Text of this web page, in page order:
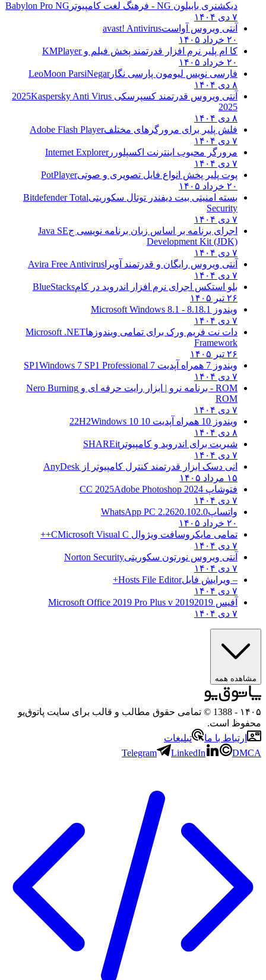
دیکشنری بابیلون NG - فرهنگ لغت کامپیوتر
Babylon Pro NG
۷ دی ۱۴۰۴
آنتی ویروس آواستavast! Antivirus
۲۰ خرداد ۱۴۰۵
کا ام پلیر نرم افزار قدرتمند پخش فیلم وKMPlayer
۲۰ خرداد ۱۴۰۵
فارسی نویس لیومون پارسی نگارLeoMoon ParsiNegar
۸ دی ۱۴۰۴
آنتی ویروس قدرتمند کسپرسکی 2025 Kaspersky Anti Virus
2025
۸ دی ۱۴۰۴
فلش پلیر برای مرورگرهای مختلفAdobe Flash Player
۷ دی ۱۴۰۴
مرورگر محبوب اینترنت اکسپلوررInternet Explorer
۷ دی ۱۴۰۴
پوت پلیر پخش انواع فایل تصویری و صوتیPotPlayer
۲۰ خرداد ۱۴۰۵
بسته امنیتی بیت دیفندر توتال سکوریتیBitdefender Total
Security
۷ دی ۱۴۰۴
اجرای برنامه بر اساس زبان برنامه نویسی جJava SE
Development Kit (JDK)
۷ دی ۱۴۰۴
آنتی ویروس رایگان و قدرتمند آویرا Avira Free Antivirus
۷ دی ۱۴۰۴
بلو استکس اجرای نرم افزار اندروید در کامBlueStacks
۲۶ تیر ۱۴۰۵
ویندوز 8.1
8.1 - Microsoft Windows 8.1
۷ دی ۱۴۰۴
دات نت فریم ورک برای تمامی ویندوزهاMicrosoft .NET
Framework
۲۶ تیر ۱۴۰۵
ویندوز 7 همراه آپدیت 7 SP1
Windows 7 SP1 Professional
۷ دی ۱۴۰۴
ROM - برنامه نرو | ابزار رایت حرفه ای و
Nero Burning
ROM
۷ دی ۱۴۰۴
ویندوز 10 همراه آپدیت 10 22H2
Windows 10
۸ دی ۱۴۰۴
شیریت برای اندروید و کامپیوتر SHAREit
۷ دی ۱۴۰۴
انی دسک ابزار قدرتمند کنترل کامپیوتر از AnyDesk
۱۵ مرداد ۱۴۰۵
فتوشاپ CC 2025 Adobe Photoshop 2024
۷ دی ۱۴۰۴
واتساپWhatsApp PC 2.2620.102.0
۲۰ خرداد ۱۴۰۵
تمامی مایکروسافت ویژوال C Microsoft Visual C++
۷ دی ۱۴۰۴
آنتی ویروس نورتون سکوریتیNorton Security
۷ دی ۱۴۰۴
– ویرایش فایلHosts File Editor+
۷ دی ۱۴۰۴
آفیس 2019 2019 Microsoft Office 2019 Pro Plus v
۷ دی ۱۴۰۴
مشاهده همه
۱۴۰۵
- 1388 © تمامی حقوق مطالب و قالب برای سایت پاتوق‌یو
محفوظ است.
ارتباط با ما
تبلیغات
Telegram
LinkedIn DMCA